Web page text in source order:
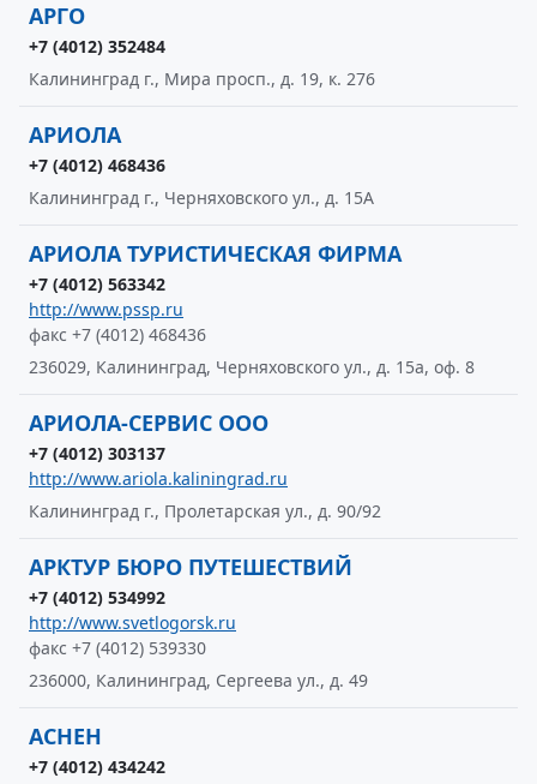
АРГО
+7 (4012) 352484
Калининград г., Мира просп., д. 19, к. 276
АРИОЛА
+7 (4012) 468436
Калининград г., Черняховского ул., д. 15А
АРИОЛА ТУРИСТИЧЕСКАЯ ФИРМА
+7 (4012) 563342
http://www.pssp.ru
факс +7 (4012) 468436
236029, Калининград, Черняховского ул., д. 15а, оф. 8
АРИОЛА-СЕРВИС ООО
+7 (4012) 303137
http://www.ariola.kaliningrad.ru
Калининград г., Пролетарская ул., д. 90/92
АРКТУР БЮРО ПУТЕШЕСТВИЙ
+7 (4012) 534992
http://www.svetlogorsk.ru
факс +7 (4012) 539330
236000, Калининград, Сергеева ул., д. 49
АСНЕН
+7 (4012) 434242